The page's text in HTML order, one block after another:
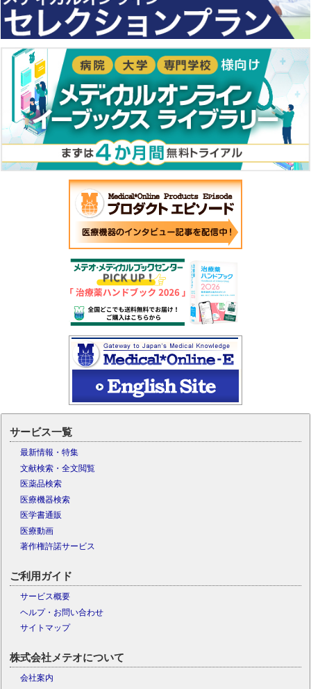
サービス一覧
最新情報・特集
文献検索・全文閲覧
医薬品検索
医療機器検索
医学書通販
医療動画
著作権許諾サービス
ご利用ガイド
サービス概要
ヘルプ・お問い合わせ
サイトマップ
株式会社メテオについて
会社案内